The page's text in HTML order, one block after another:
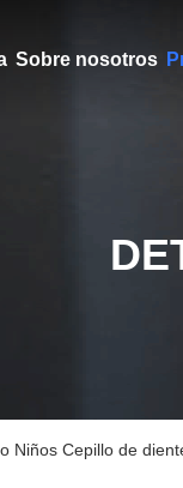
Sobre nosotros
Niños Cepillo de